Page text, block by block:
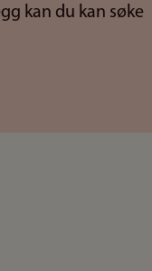
kan du kan søke